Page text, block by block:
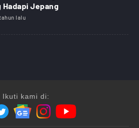
Hadapi Jepang
lalu
Ikuti kami di: